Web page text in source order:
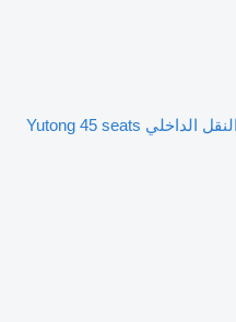
باص النقل الداخلي Yutong 45 seats